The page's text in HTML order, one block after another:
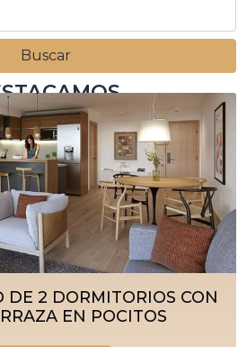
DE 2 DORMITORIOS CON
EN POCITOS